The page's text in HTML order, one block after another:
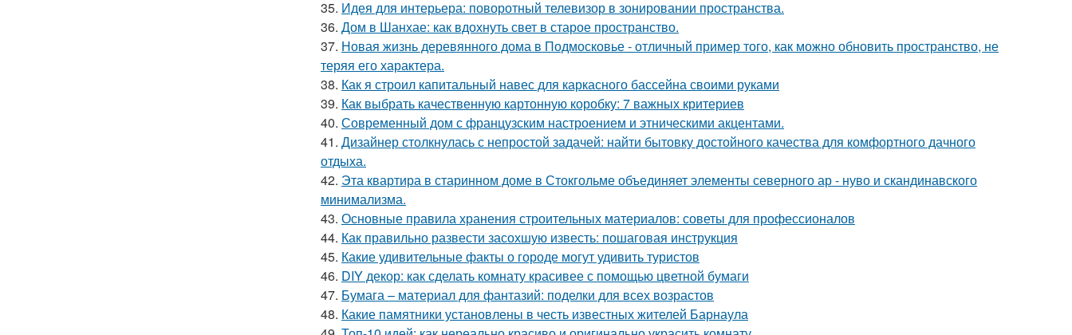
35. Идея для интерьера: поворотный телевизор в зонировании пространства.
36. Дом в Шанхае: как вдохнуть свет в старое пространство.
37. Новая жизнь деревянного дома в Подмосковье - отличный пример того, как можно обновить пространство, не
теряя его характера.
38. Как я строил капитальный навес для каркасного бассейна своими руками
39. Как выбрать качественную картонную коробку: 7 важных критериев
40. Современный дом с французским настроением и этническими акцентами.
41. Дизайнер столкнулась с непростой задачей: найти бытовку достойного качества для комфортного дачного
отдыха.
42. Эта квартира в старинном доме в Стокгольме объединяет элементы северного ар - нуво и скандинавского
минимализма.
43. Основные правила хранения строительных материалов: советы для профессионалов
44. Как правильно развести засохшую известь: пошаговая инструкция
45. Какие удивительные факты о городе могут удивить туристов
46. DIY декор: как сделать комнату красивее с помощью цветной бумаги
47. Бумага – материал для фантазий: поделки для всех возрастов
48. Какие памятники установлены в честь известных жителей Барнаула